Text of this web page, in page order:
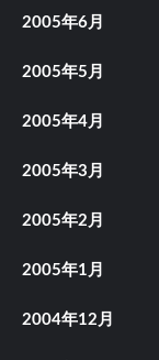
2005年6月
2005年5月
2005年4月
2005年3月
2005年2月
2005年1月
2004年12月